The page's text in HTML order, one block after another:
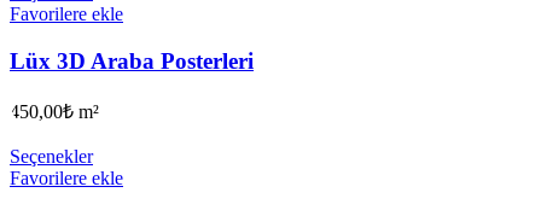
Favorilere ekle
Lüx 3D Araba Posterleri
450,00₺ m²
Seçenekler
Favorilere ekle